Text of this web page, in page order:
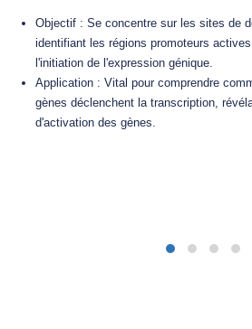
Objectif : Se concentre sur les sites de
identifiant les régions promoteurs
l'initiation de l'expression génique.
Application : Vital pour comprendre
gènes déclenchent la transcription,
d'activation des gènes.